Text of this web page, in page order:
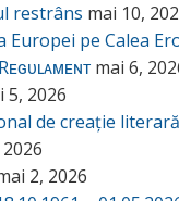
restrâns mai 10,
Europei pe Calea
mai 6,
5, 2026
de creație
2, 2026